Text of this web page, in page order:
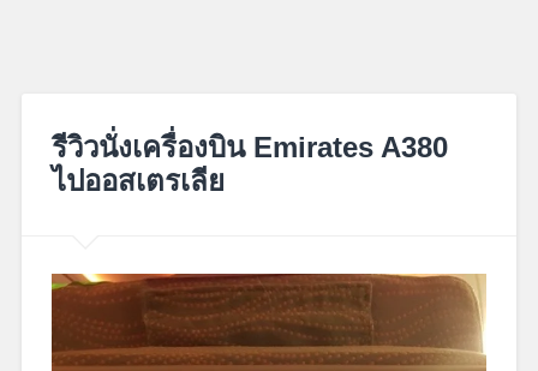
รีวิวนั่งเครื่องบิน Emirates A380
ไปออสเตรเลีย